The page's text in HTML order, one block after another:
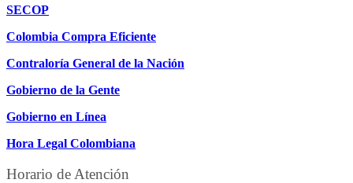
SECOP
Colombia Compra Eficiente
Contraloría General de la Nación
Gobierno de la Gente
Gobierno en Línea
Hora Legal Colombiana
Horario de Atención